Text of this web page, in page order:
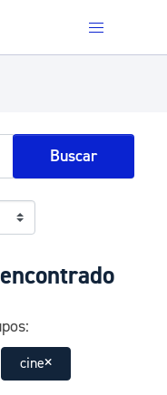
Buscar
cine